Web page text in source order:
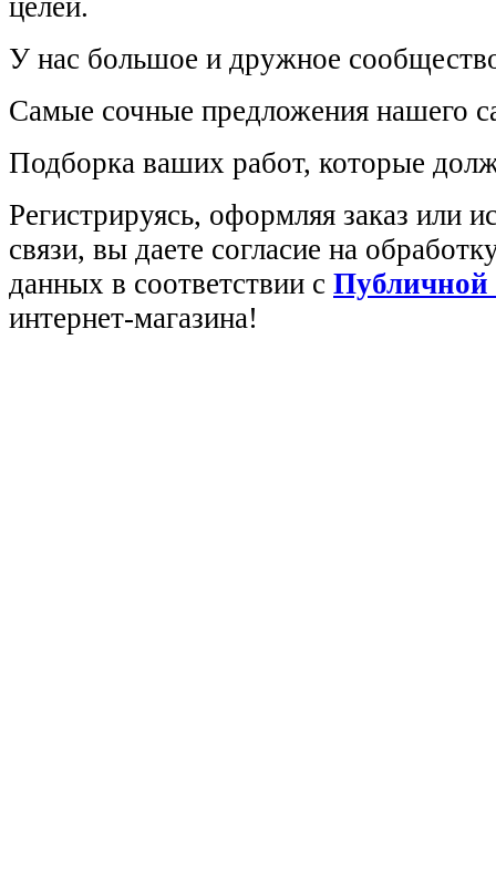
целей.
У нас большое и дружное
Самые сочные предложения нашего
Подборка ваших работ, которые
Регистрируясь, оформляя заказ или
связи, вы даете согласие на
данных в соответствии с Публичной
интернет-магазина!